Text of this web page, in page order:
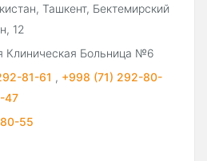
Ташкент, Бектемирский
12
Клиническая Больница №6
81-61 , +998 (71) 292-80-
47
55